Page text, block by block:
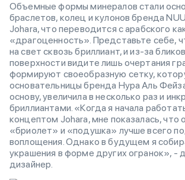
Объемные формы минералов стали
браслетов, колец и кулонов бренда
Johara, что переводится с арабского
«драгоценность». Представьте себе,
на свет сквозь бриллиант, и из-за
поверхности видите лишь очертания
формируют своеобразную сетку,
основательницы бренда Нура Аль
основу, увеличила в несколько раз и
бриллиантами. «Когда я начала
концептом Johara, мне показалась, что
«бриолет» и «подушка» лучше всего
воплощения. Однако в будущем я
украшения в форме других огранок», -
дизайнер.